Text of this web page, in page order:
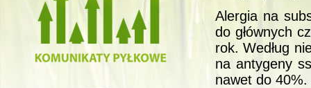
Alergia na
do głównych
rok. Według
na antygeny
nawet do 40%.